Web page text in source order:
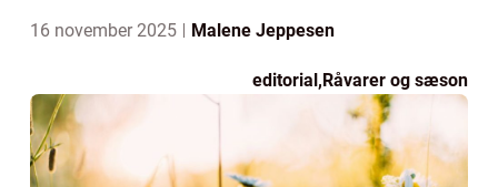
16 november 2025 Malene Jeppesen
editorial,Råvarer og sæson